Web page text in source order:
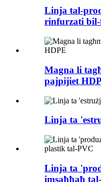
Linja tal-
rinfurzati
Magna li
pajpijiet
Linja ta
Linja ta
imsaħħaħ